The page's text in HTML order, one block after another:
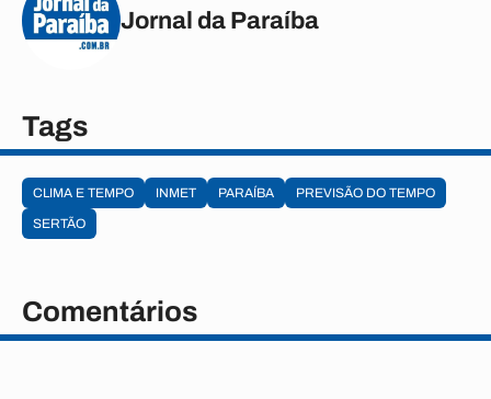
Jornal da Paraíba
Tags
CLIMA E TEMPO INMET PARAÍBA
PREVISÃO DO TEMPO
SERTÃO
Comentários